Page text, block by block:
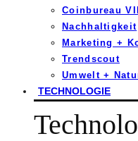
Coinbureau
Nachhaltigkeit
Marketing +
Trendscout
Umwelt +
TECHNOLOGIE